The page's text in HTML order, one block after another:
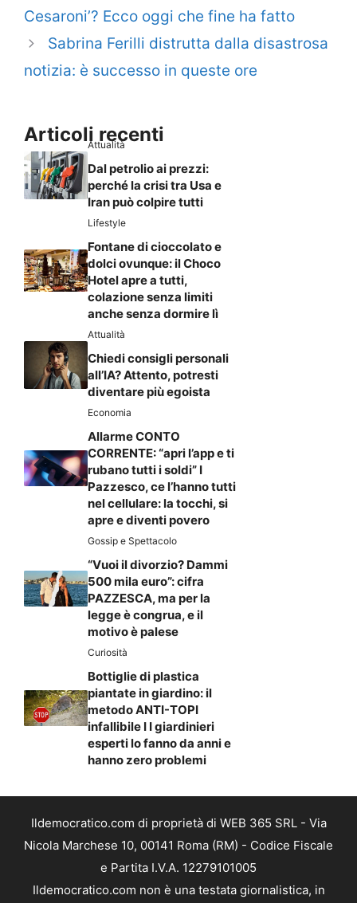
Cesaroni’? Ecco oggi che fine ha fatto
Sabrina Ferilli distrutta dalla disastrosa
notizia: è successo in queste ore
Articoli recenti
Attualità
Dal petrolio ai prezzi:
perché la crisi tra Usa e
Iran può colpire tutti
Lifestyle
Fontane di cioccolato e
dolci ovunque: il Choco
Hotel apre a tutti,
colazione senza limiti
anche senza dormire lì
Attualità
Chiedi consigli personali
all’IA? Attento, potresti
diventare più egoista
Economia
Allarme CONTO
CORRENTE: “apri l’app e ti
rubano tutti i soldi” I
Pazzesco, ce l’hanno tutti
nel cellulare: la tocchi, si
apre e diventi povero
Gossip e Spettacolo
“Vuoi il divorzio? Dammi
500 mila euro”: cifra
PAZZESCA, ma per la
legge è congrua, e il
motivo è palese
Curiosità
Bottiglie di plastica
piantate in giardino: il
metodo ANTI-TOPI
infallibile I I giardinieri
esperti lo fanno da anni e
hanno zero problemi
Ildemocratico.com di proprietà di WEB 365 SRL - Via
Nicola Marchese 10, 00141 Roma (RM) - Codice Fiscale
e Partita I.V.A. 12279101005
Ildemocratico.com non è una testata giornalistica, in